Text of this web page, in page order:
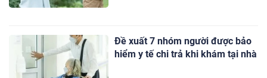
Đề xuất 7 nhóm người được bảo
hiểm y tế chi trả khi khám tại nhà